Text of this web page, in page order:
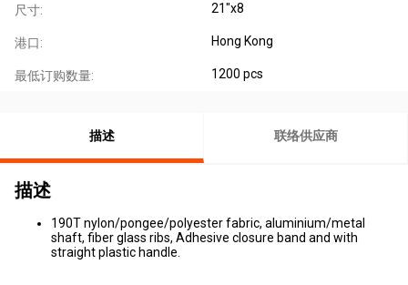
尺寸: 21"x8
港口: Hong Kong
最低订购数量: 1200 pcs
描述 联络供应商
描述
190T nylon/pongee/polyester fabric, aluminium/metal
shaft, fiber glass ribs, Adhesive closure band and with
straight plastic handle.